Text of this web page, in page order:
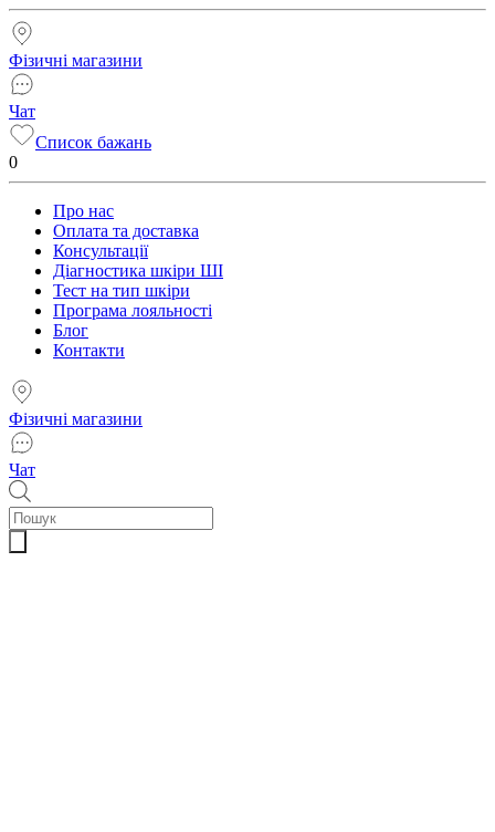
Фізичні магазини
Чат
Список бажань
0
Про нас
Оплата та доставка
Консультації
Діагностика шкіри ШІ
Тест на тип шкіри
Програма лояльності
Блог
Контакти
Фізичні магазини
Чат
Пошук
товарів